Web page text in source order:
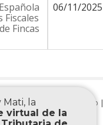
Fiscales
Fincas
06/11/2025
|Accesibilidad Mapa Web |